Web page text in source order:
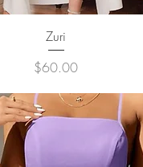
クイックビュー
Zuri
価格
$60.00